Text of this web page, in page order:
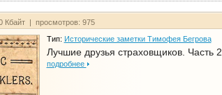
Кбайт | просмотров: 975
Тип: Исторические заметки Тимофея Бегрова
Лучшие друзья страховщиков. Часть 2
подробнее